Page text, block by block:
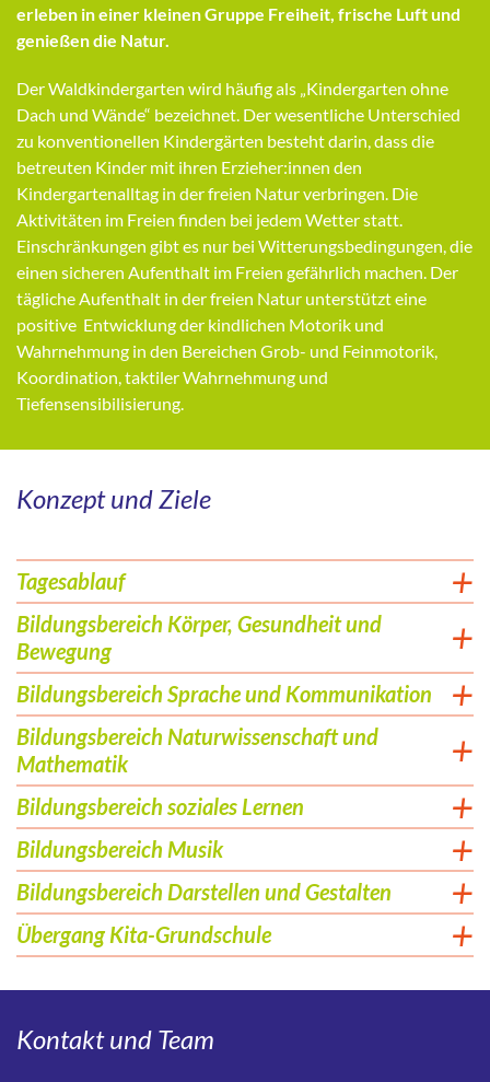
erleben in einer kleinen Gruppe Freiheit, frische Luft und
genießen die Natur.
Der Waldkindergarten wird häufig als „Kindergarten ohne
Dach und Wände“ bezeichnet. Der wesentliche Unterschied
zu konventionellen Kindergärten besteht darin, dass die
betreuten Kinder mit ihren Erzieher:innen den
Kindergartenalltag in der freien Natur verbringen. Die
Aktivitäten im Freien finden bei jedem Wetter statt.
Einschränkungen gibt es nur bei Witterungsbedingungen, die
einen sicheren Aufenthalt im Freien gefährlich machen. Der
tägliche Aufenthalt in der freien Natur unterstützt eine
positive Entwicklung der kindlichen Motorik und
Wahrnehmung in den Bereichen Grob- und Feinmotorik,
Koordination, taktiler Wahrnehmung und
Tiefensensibilisierung.
Konzept und Ziele
Tagesablauf
Bildungsbereich Körper, Gesundheit und
Bewegung
Bildungsbereich Sprache und Kommunikation
Bildungsbereich Naturwissenschaft und
Mathematik
Bildungsbereich soziales Lernen
Bildungsbereich Musik
Bildungsbereich Darstellen und Gestalten
Übergang Kita-Grundschule
Kontakt und Team